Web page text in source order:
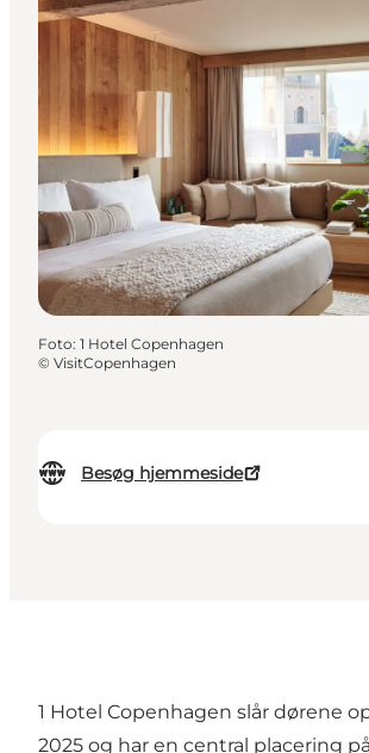
Besøg hjemmeside
Foto: 1 Hotel Copenhagen
© VisitCopenhagen
1 Hotel Copenhagen slår dørene
2025 og har en central placering